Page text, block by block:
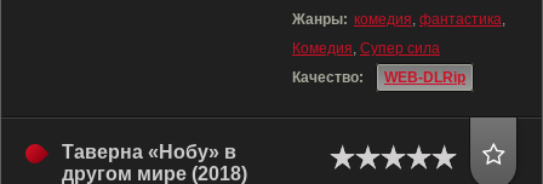
Жанры: комедия, фантастика,
Комедия, Супер сила
Качество:
WEB-DLRip
Таверна «Нобу» в
другом мире (2018)